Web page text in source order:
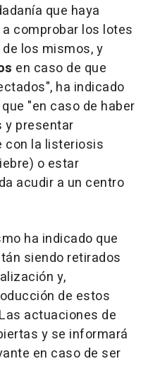
que haya
comprobar los lotes
los mismos, y
en caso de que
ha indicado
"en caso de haber
y presentar
con la listeriosis
o estar
acudir a un centro
ha indicado que
siendo retirados
y,
de estos
actuaciones de
y se informará
en caso de ser